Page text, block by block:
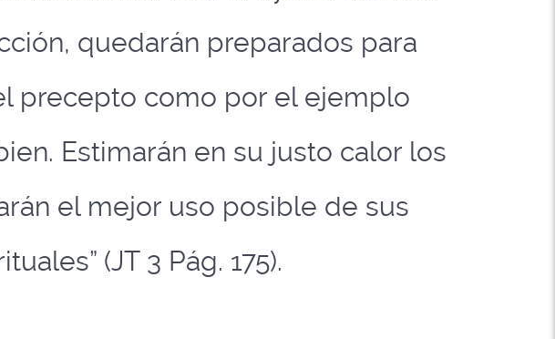
quedarán preparados para
precepto como por el ejemplo
Estimarán en su justo calor los
el mejor uso posible de sus
(JT 3 Pág. 175).